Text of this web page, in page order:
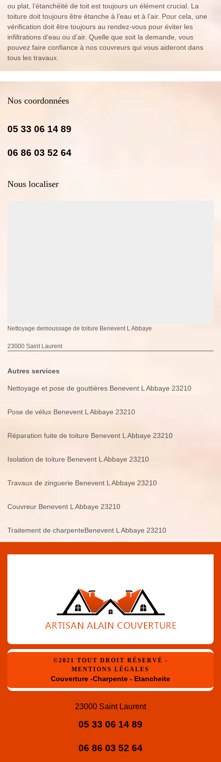
ou plat, l’étanchéité de toit est toujours un élément crucial. La
toiture doit toujours être étanche à l’eau et à l’air. Pour cela, une
vérification doit être toujours au rendez-vous pour éviter les
infiltrations d’eau ou d’air. Quelle que soit la demande, vous
pouvez faire confiance à nos couvreurs qui vous aideront dans
tous les travaux.
Nos coordonnées
05 33 06 14 89
06 86 03 52 64
Nous localiser
Nettoyage demoussage de toiture Benevent L Abbaye
23000 Saint Laurent
Autres services
Nettoyage et pose de gouttières Benevent L Abbaye 23210
Pose de vélux Benevent L Abbaye 23210
Réparation fuite de toiture Benevent L Abbaye 23210
Isolation de toiture Benevent L Abbaye 23210
Travaux de zinguerie Benevent L Abbaye 23210
Couvreur Benevent L Abbaye 23210
Traitement de charpenteBenevent L Abbaye 23210
©2021 TOUT DROIT RÉSERVÉ -
MENTIONS LÉGALES
Couverture -Charpente - Etancheite
23000 Saint Laurent
05 33 06 14 89
06 86 03 52 64